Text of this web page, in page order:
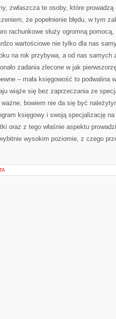
zwłaszcza te osoby, które prowadzą
że popełnienie błędu, w tym
rachunkowe służy ogromną
wartościowe nie tylko dla nas
na rok przybywa, a od nas samych
zadania zlecone w jak
– mała księgowość to podwalina
wiąże się bez zaprzeczania ze
bowiem nie da się być
księgowy i swoją specjalizację
oraz z tego właśnie aspektu
wysokim poziomie, z czego